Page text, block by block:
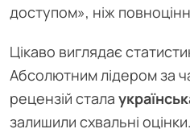
доступом», ніж
Цікаво виглядає
Абсолютним лідером за
рецензій стала
залишили схвальні